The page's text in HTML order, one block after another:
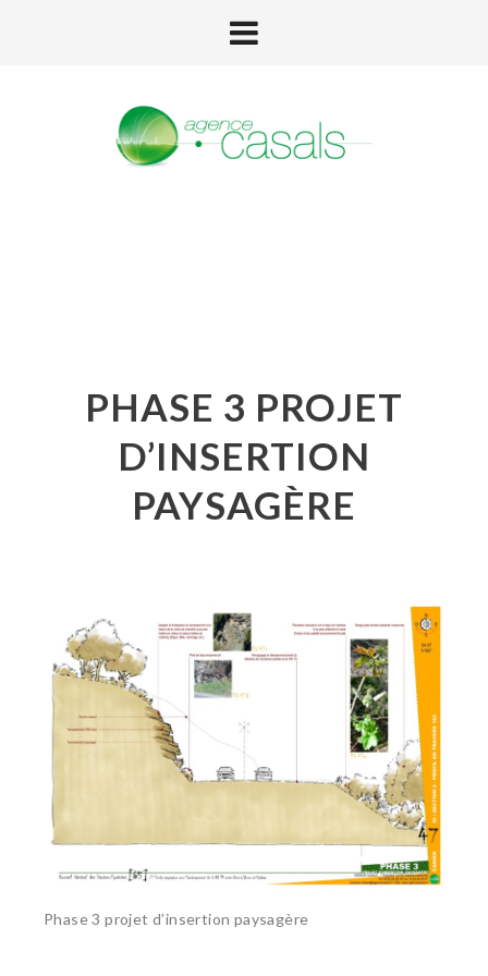
PHASE 3 PROJET
D’INSERTION
PAYSAGÈRE
Phase 3 projet d’insertion paysagère